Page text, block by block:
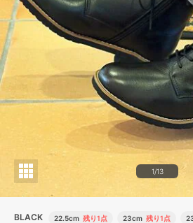
1/13
BLACK 22.5cm 残り1点 23cm 残り1点